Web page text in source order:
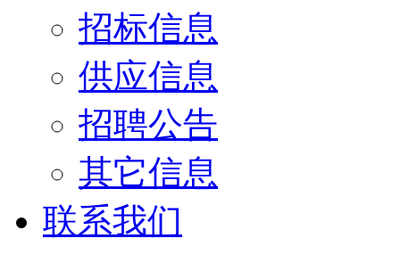
招标信息
供应信息
招聘公告
其它信息
联系我们